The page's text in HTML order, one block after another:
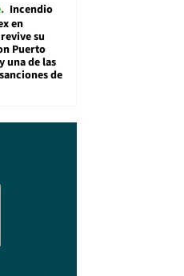
Incendio
en
su
Puerto
una de las
de